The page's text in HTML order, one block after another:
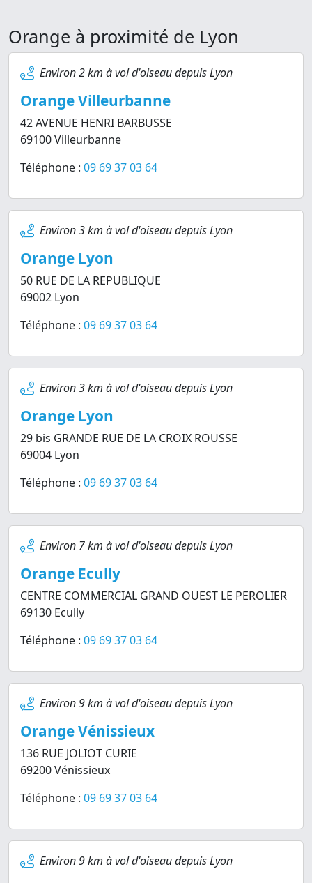
Orange à proximité de Lyon
Environ 2 km à vol d'oiseau depuis Lyon
Orange Villeurbanne
42 AVENUE HENRI BARBUSSE
69100 Villeurbanne
Téléphone : 09 69 37 03 64
Environ 3 km à vol d'oiseau depuis Lyon
Orange Lyon
50 RUE DE LA REPUBLIQUE
69002 Lyon
Téléphone : 09 69 37 03 64
Environ 3 km à vol d'oiseau depuis Lyon
Orange Lyon
29 bis GRANDE RUE DE LA CROIX ROUSSE
69004 Lyon
Téléphone : 09 69 37 03 64
Environ 7 km à vol d'oiseau depuis Lyon
Orange Ecully
CENTRE COMMERCIAL GRAND OUEST LE PEROLIER
69130 Ecully
Téléphone : 09 69 37 03 64
Environ 9 km à vol d'oiseau depuis Lyon
Orange Vénissieux
136 RUE JOLIOT CURIE
69200 Vénissieux
Téléphone : 09 69 37 03 64
Environ 9 km à vol d'oiseau depuis Lyon